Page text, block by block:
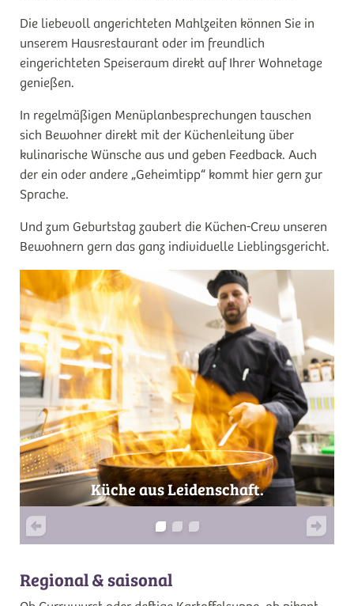
Die liebevoll angerichteten Mahlzeiten können Sie in
unserem Hausrestaurant oder im freundlich
eingerichteten Speiseraum direkt auf Ihrer Wohnetage
genießen.
In regelmäßigen Menüplanbesprechungen tauschen
sich Bewohner direkt mit der Küchenleitung über
kulinarische Wünsche aus und geben Feedback. Auch
der ein oder andere „Geheimtipp“ kommt hier gern zur
Sprache.
Und zum Geburtstag zaubert die Küchen-Crew unseren
Bewohnern gern das ganz individuelle Lieblingsgericht.
Küche aus Leidenschaft.
Regional & saisonal